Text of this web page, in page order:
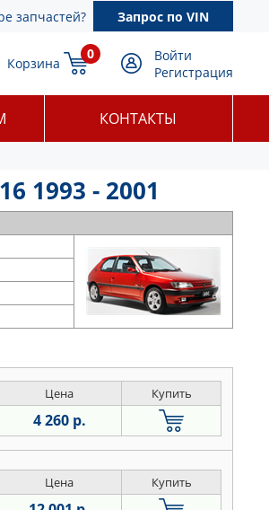
запчастей? Запрос по VIN
Корзина
0
Войти
Регистрация
КОНТАКТЫ
1993 - 2001
Цена Купить
4 260 р.
Цена Купить